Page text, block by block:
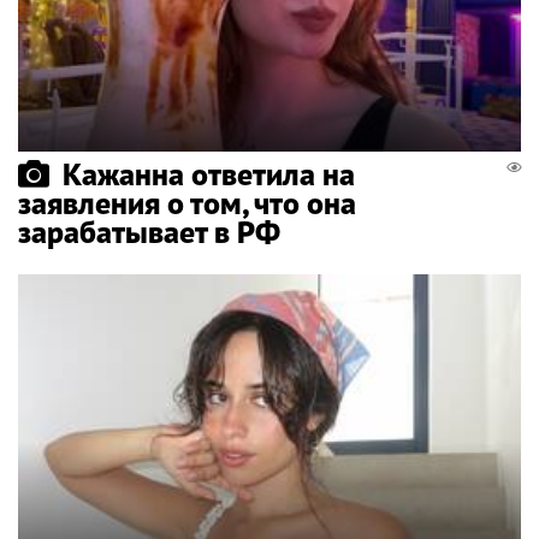
Кажанна ответила на
заявления о том, что она
зарабатывает в РФ